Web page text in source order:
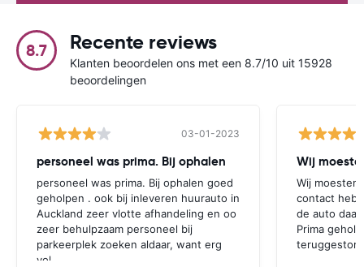
8.7 Recente reviews
Klanten beoordelen ons met een 8.7/10 uit 15928
beoordelingen
03-01-2023
personeel was prima. Bij ophalen
personeel was prima. Bij ophalen goed
geholpen . ook bij inleveren huurauto in
Auckland zeer vlotte afhandeling en oo
zeer behulpzaam personeel bij
parkeerplek zoeken aldaar, want erg
vol.
Wij
Wij moesten
contact
de auto
Prima